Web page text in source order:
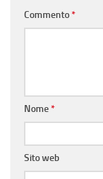
Commento*
Nome*
Sito web